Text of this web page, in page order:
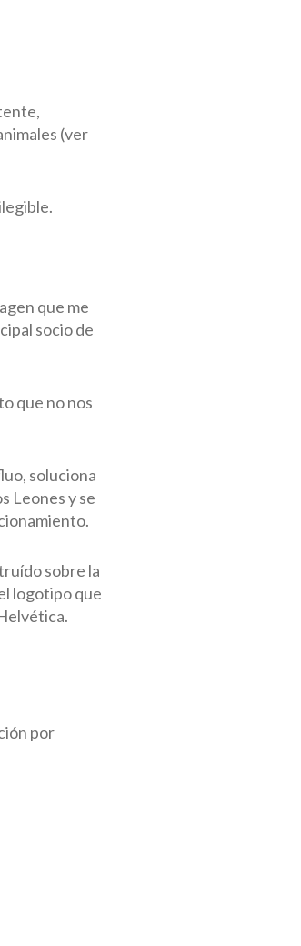
(ver
que me
socio de
que no nos
soluciona
Leones y se
sobre la
logotipo que
por